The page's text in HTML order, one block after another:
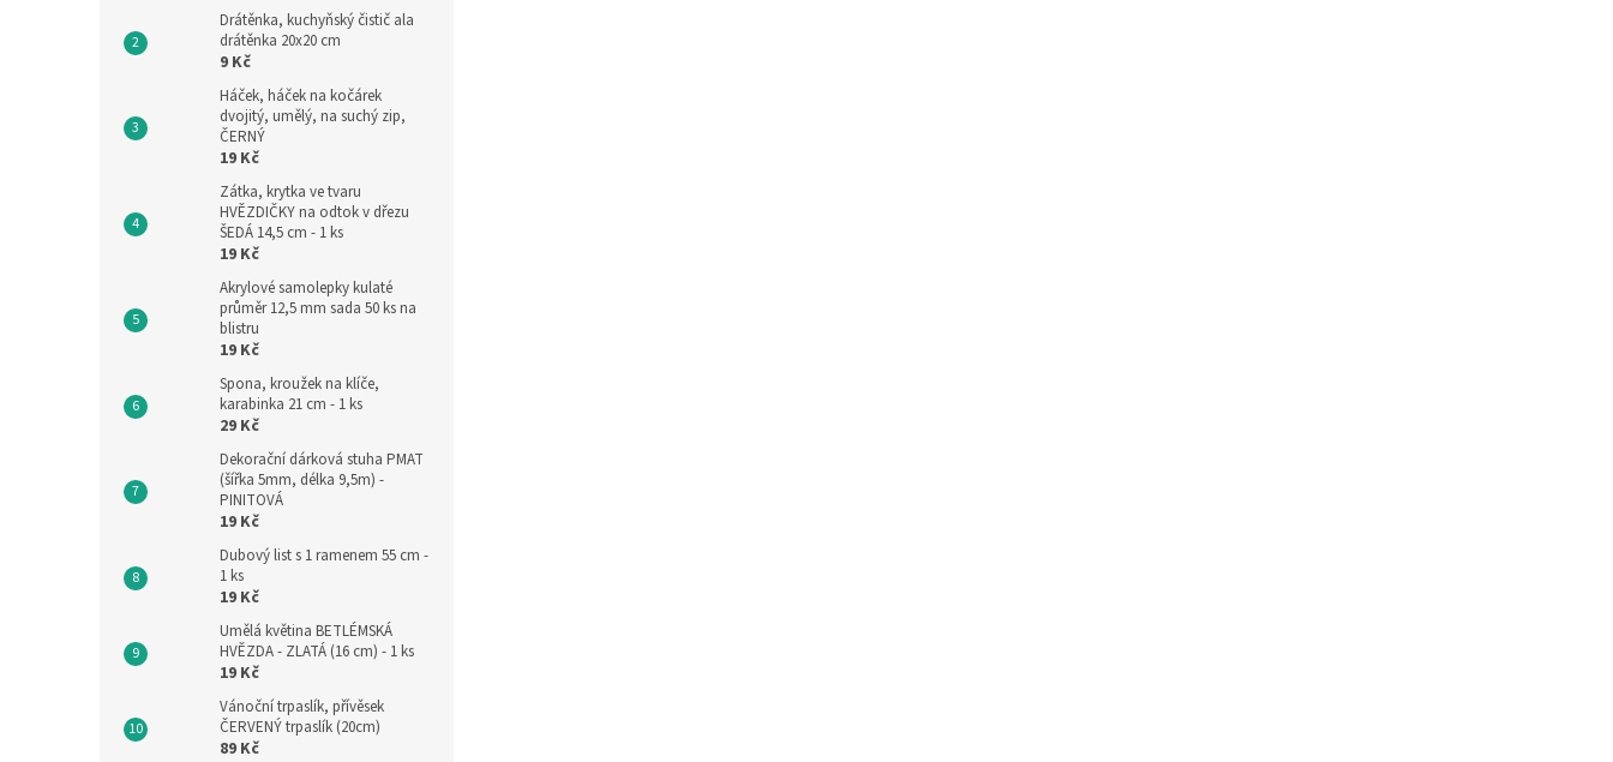
Drátěnka, kuchyňský čistič ala
drátěnka 20x20 cm
9 Kč
Háček, háček na kočárek
dvojitý, umělý, na suchý zip,
ČERNÝ
19 Kč
Zátka, krytka ve tvaru
HVĚZDIČKY na odtok v dřezu
ŠEDÁ 14,5 cm - 1 ks
19 Kč
Akrylové samolepky kulaté
průměr 12,5 mm sada 50 ks na
blistru
19 Kč
Spona, kroužek na klíče,
karabinka 21 cm - 1 ks
29 Kč
Dekorační dárková stuha PMAT
(šířka 5mm, délka 9,5m) -
PINITOVÁ
19 Kč
Dubový list s 1 ramenem 55 cm -
1 ks
19 Kč
Umělá květina BETLÉMSKÁ
HVĚZDA - ZLATÁ (16 cm) - 1 ks
19 Kč
Vánoční trpaslík, přívěsek
ČERVENÝ trpaslík (20cm)
89 Kč